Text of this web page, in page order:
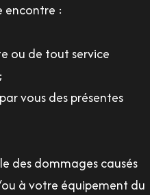
encontre :
ou de tout service
vous des présentes
des dommages causés
à votre équipement du